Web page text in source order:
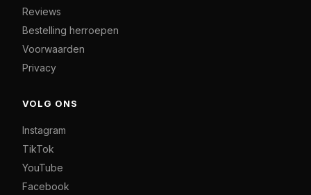
Reviews
Bestelling herroepen
Voorwaarden
Privacy
VOLG ONS
Instagram
TikTok
YouTube
Facebook